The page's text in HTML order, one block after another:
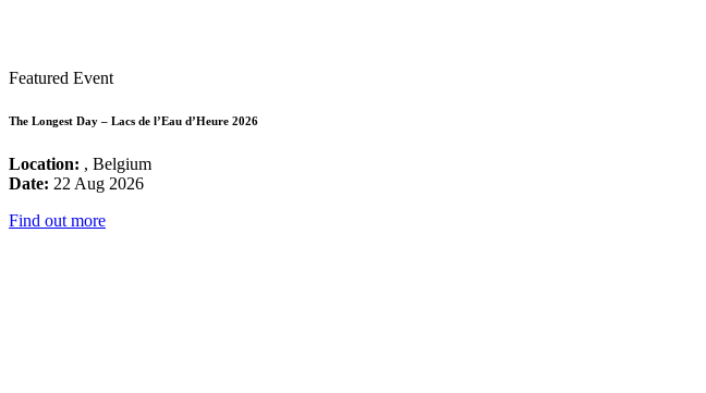
Featured Event
The Longest Day – Lacs de l’Eau d’Heure 2026
Location: , Belgium
Date: 22 Aug 2026
Find out more